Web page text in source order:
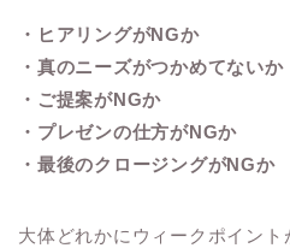
・ヒアリングがNGか
・真のニーズがつかめてないか
・ご提案がNGか
・プレゼンの仕方がNGか
・最後のクロージングがNGか
大体どれかにウィークポイン